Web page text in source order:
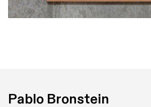
Pablo Bronstein